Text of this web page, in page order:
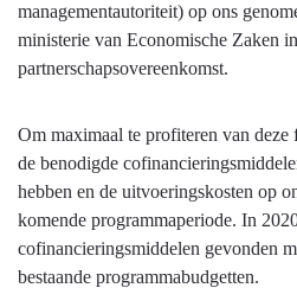
managementautoriteit) op ons
ministerie van Economische Zaken
partnerschapsovereenkomst.
Om maximaal te profiteren van
de benodigde
hebben en de uitvoeringskosten op
komende programmaperiode. In
cofinancieringsmiddelen gevonden
bestaande programmabudgetten.